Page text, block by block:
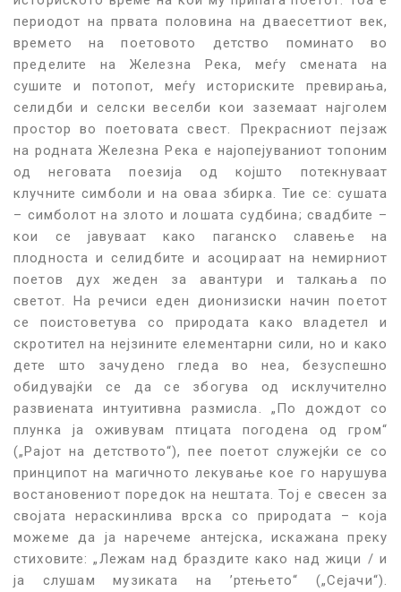
периодот на првата половина на дваесеттиот век,
времето на поетовото детство поминато во
пределите на Железна Река, меѓу смената на
сушите и потопот, меѓу историските превирања,
селидби и селски веселби кои заземаат најголем
простор во поетовата свест. Прекрасниот пејзаж
на родната Железна Река е најопејуваниот топоним
од неговата поезија од којшто потекнуваат
клучните симболи и на оваа збирка. Тие се: сушата
– симболот на злото и лошата судбина; свадбите –
кои
се јавуваат како паганско славење на
плодноста и селидбите и асоцираат на немирниот
поетов дух жеден за авантури и талкања по
светот. На речиси еден дионизиски начин поетот
се поистоветува со природата како владетел и
скротител на нејзините елементарни сили, но и како
дете што зачудено гледа во неа, безуспешно
обидувајќи се да се збогува од исклучително
развиената интуитивна размисла. „По дождот со
плунка ја оживувам птицата погодена од гром“
(„Рајот на детството“), пее поетот служејќи се со
принципот на магичното лекување кое го нарушува
востановениот поредок на нештата. Тој е свесен за
својата нераскинлива врска со природата – која
можеме да ја наречеме антејска, искажана преку
стиховите: „Лежам над браздите како над жици / и
ја слушам музиката на ’ртењето“ („Сејачи“).